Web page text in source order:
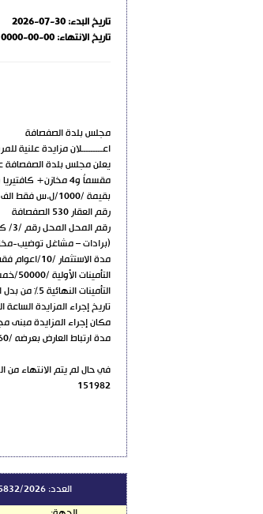
تاريخ البدء:2026-07-30
تاريخ الانتهاء:0000-00-00
مجلس بلدة الصفصافة
اعـــــــــلان مزايدة علنية
مقسماُ و4 مخازن+
بقيمة /1000/ل.س فقط الف ليرة سورية جديدة وتبدأ جلسة المزاد الساعة العاشرة من صباح يوم الخميس بتاريخ 26 / 8 /2026وفق ماهو مبين أدناه
رقم العقار 530 الصفصافة
(برادات – مشاغل توضيب-
مدة الاستثمار /10/اعوام فقط عشرة اعوام ميلادياً
التأمينات الأولية /50000/خمسون الف ليرة سورية جديدة للمحل الواحد
التأمينات النهائية 5% من بدل الاستثمار لكامل مدة الاستثمار
تاريخ إجراء المزايدة الساعة
مكان إجراء المزايدة مبنى
مدة ارتباط العارض بعرضه /60/ يوماً ستون يوماً من تاريخ إجراء المزايدة
في حال لم يتم الانتهاء من
151982
العدد: